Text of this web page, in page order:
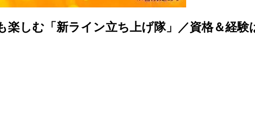
しむ「新ライン立ち上げ隊」／資格＆経